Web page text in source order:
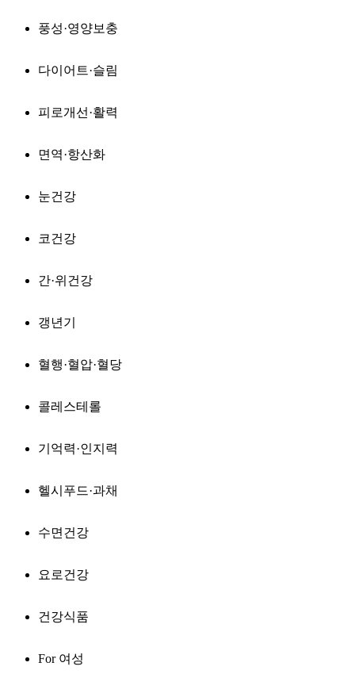
풍성·영양보충
다이어트·슬림
피로개선·활력
면역·항산화
눈건강
코건강
간·위건강
갱년기
혈행·혈압·혈당
콜레스테롤
기억력·인지력
헬시푸드·과채
수면건강
요로건강
건강식품
For 여성